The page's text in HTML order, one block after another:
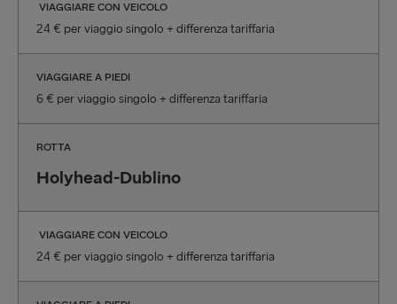
VIAGGIARE CON VEICOLO
24 € per viaggio singolo + differenza tariffaria
VIAGGIARE A PIEDI
6 € per viaggio singolo + differenza tariffaria
ROTTA
Holyhead-Dublino
VIAGGIARE CON VEICOLO
24 € per viaggio singolo + differenza tariffaria